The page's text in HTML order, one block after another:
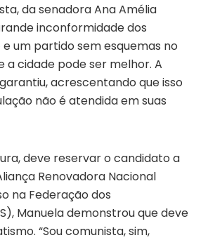
da senadora Ana Amélia
inconformidade dos
um partido sem esquemas no
a cidade pode ser melhor. A
acrescentando que isso
não é atendida em suas
deve reservar o candidato a
Renovadora Nacional
na Federação dos
Manuela demonstrou que deve
“Sou comunista, sim,